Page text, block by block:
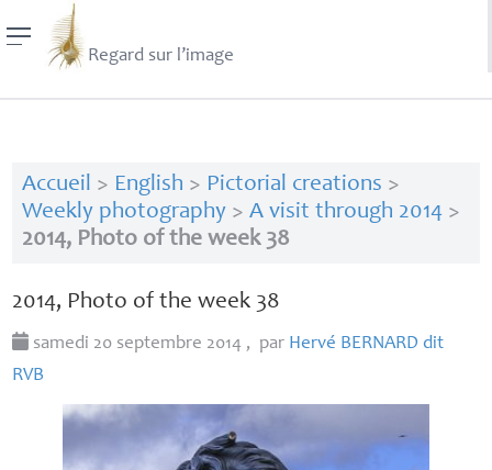
Regard sur l’image
Accueil > English > Pictorial creations >
Weekly photography> A visit through 2014>
2014, Photo of the week 38
2014, Photo of the week 38
samedi 20 septembre 2014 , par Hervé BERNARD dit
RVB